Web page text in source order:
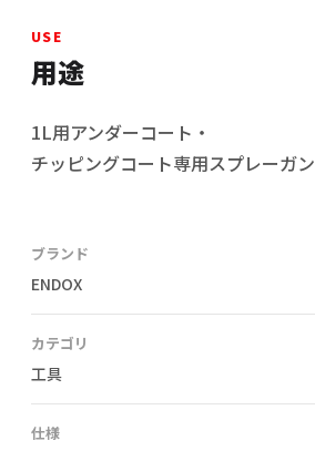
USE
用途
1L用アンダーコート・
チッピングコート専用スプレーガン
ブランド
ENDOX
カテゴリ
工具
仕様